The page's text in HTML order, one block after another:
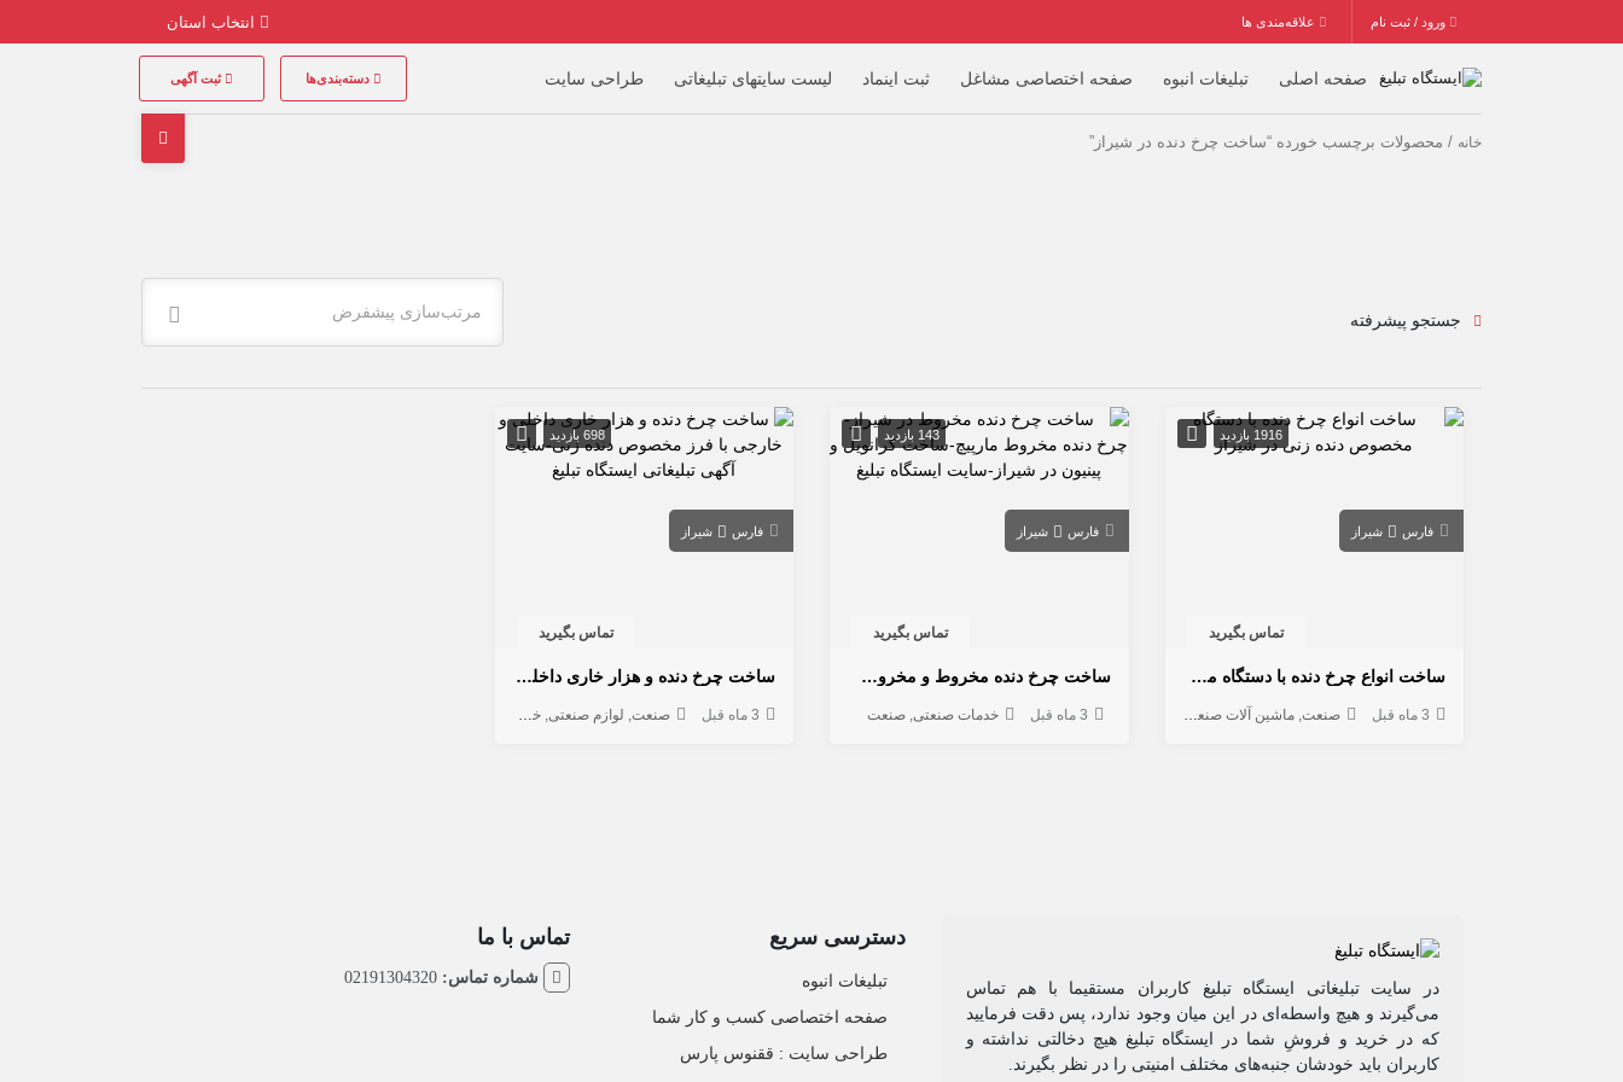
ورود / ثبت نام علاقه‌مندی ها
صفحه اصلی تبلیغات انبوه صفحه اختصاصی مشاغل ثبت اینماد لیست سایتهای تبلیغاتی طراحی سایت دسته‌بندی‌ها ثبت آگهی
خانه / محصولات برچسب خورده “ساخت چرخ دنده در شیراز”
مرتب‌سازی پیشفرض جستجو پیشرفته
1916 بازدید
فارس شیراز
تماس بگیرید
ساخت انواع چرخ دنده با دستگاه مخصوص دنده زنی
3 ماه قبل صنعت ماشین آلات صنعتی خدمات صنعتی
143 بازدید
فارس شیراز
تماس بگیرید
ساخت چرخ دنده مخروط و مخروط مارپیچ، کرانویل و پینیون
3 ماه قبل خدمات صنعتی صنعت
698 بازدید
فارس شیراز
تماس بگیرید
ساخت چرخ دنده و هزار خاری داخلی و خارجی با فرز مخصوص دنده زنی
3 ماه قبل صنعت لوازم صنعتی خدمات صنعتی
در سایت تبلیغاتی ایستگاه تبلیغ کاربران مستقیما با هم تماس
می‌گیرند و هیچ واسطه‌ای در این میان وجود ندارد، پس دقت فرمایید
که در خرید و فروشِ شما در ایستگاه تبلیغ هیچ دخالتی نداشته و
کاربران باید خودشان جنبه‌های مختلف امنیتی را در نظر بگیرند.
دسترسی سریع
تبلیغات انبوه
صفحه اختصاصی کسب و کار شما
طراحی سایت :‌ ققنوس پارس
تماس با ما
شماره تماس: 02191304320